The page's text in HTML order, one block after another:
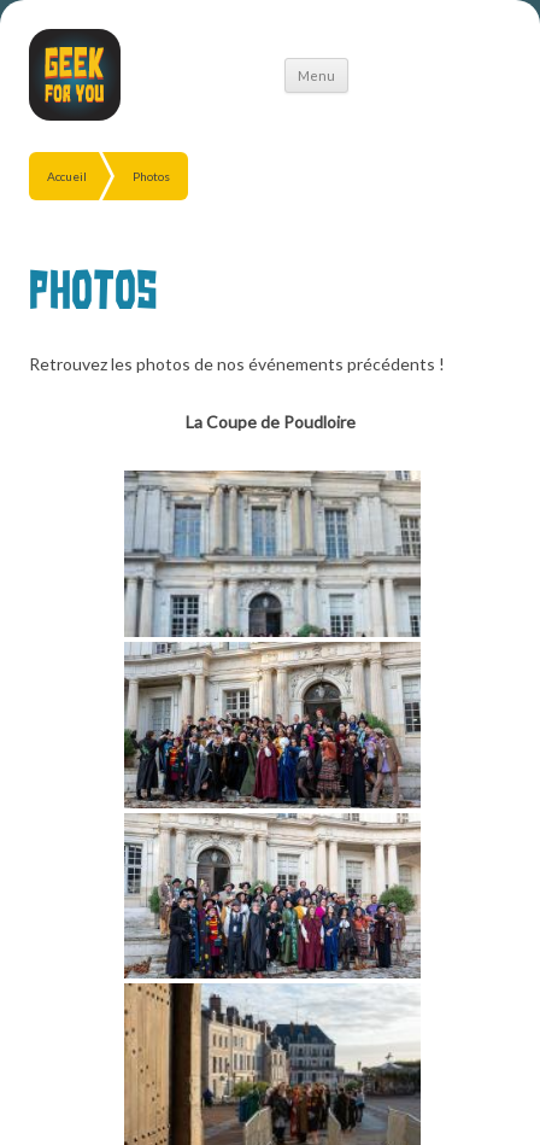
Menu
Aller
Accueil Photos
Photos
Retrouvez les photos de nos événements précédents !
La Coupe de Poudloire